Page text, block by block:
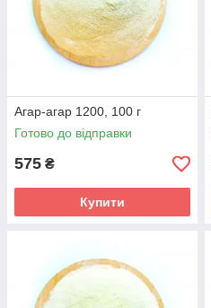
Агар-агар 1200, 100 г
Готово до відправки
575 ₴
Купити